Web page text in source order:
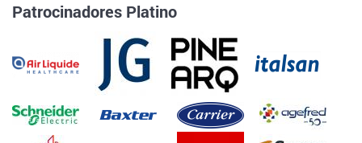
Patrocinadores Platino